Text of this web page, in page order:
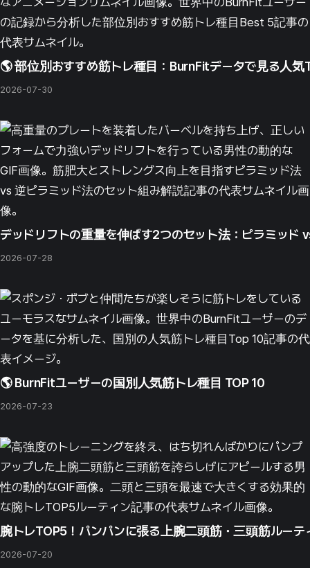
🌎 部位別おすすめ筋トレ種目：BurnFitデータで見る人気
2026-07-30
デッドリフトの重量を伸ばす2つのセット法：ピラミッド
2026-07-28
🌎 BurnFitユーザーの国別人気筋トレ種目 TOP 10
2026-07-23
腕トレTOP5！パンパンに張る上腕二頭筋・三頭筋ルーテ
2026-07-20